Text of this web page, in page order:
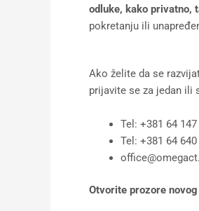
odluke, kako privatno,
pokretanju ili
Ako želite da se
prijavite se za jedan ili
Tel: +381 64
Tel: +381 64
Otvorite prozore